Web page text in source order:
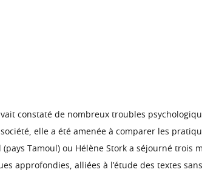
constaté de nombreux troubles
elle a été amenée à comparer les
Tamoul) ou Hélène Stork a séjourné trois
approfondies, alliées à l’étude des textes